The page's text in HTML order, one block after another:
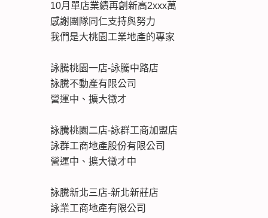
10月單店業績再創新高2xxx萬
感謝團隊同仁支持與努力
我們是大桃園工業地產的專家
詠騰桃園一店-詠騰中路店
詠騰不動產有限公司
營運中、擴大徵才
詠騰桃園二店-詠群工商加盟店
詠群工商地產股份有限公司
營運中、擴大徵才中
詠騰新北三店-新北新莊店
詠業工商地產有限公司